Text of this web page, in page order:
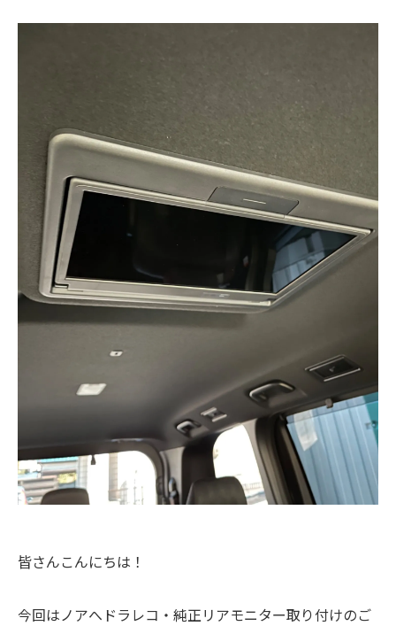
皆さんこんにちは！
今回はノアへドラレコ・純正リアモニター取り付けのご